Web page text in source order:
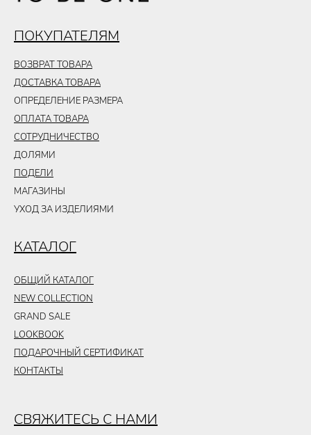
ПОКУПАТЕЛЯМ
ВОЗВРАТ ТОВАРА
ДОСТАВКА ТОВАРА
ОПРЕДЕЛЕНИЕ РАЗМЕРА
ОПЛАТА ТОВАРА
СОТРУДНИЧЕСТВО
ДОЛЯМИ
ПОДЕЛИ
МАГАЗИНЫ
УХОД ЗА ИЗДЕЛИЯМИ
КАТАЛОГ
ОБЩИЙ КАТАЛОГ
NEW COLLECTION
GRAND SALE
LOOKBOOK
ПОДАРОЧНЫЙ СЕРТИФИКАТ
КОНТАКТЫ
СВЯЖИТЕСЬ С НАМИ